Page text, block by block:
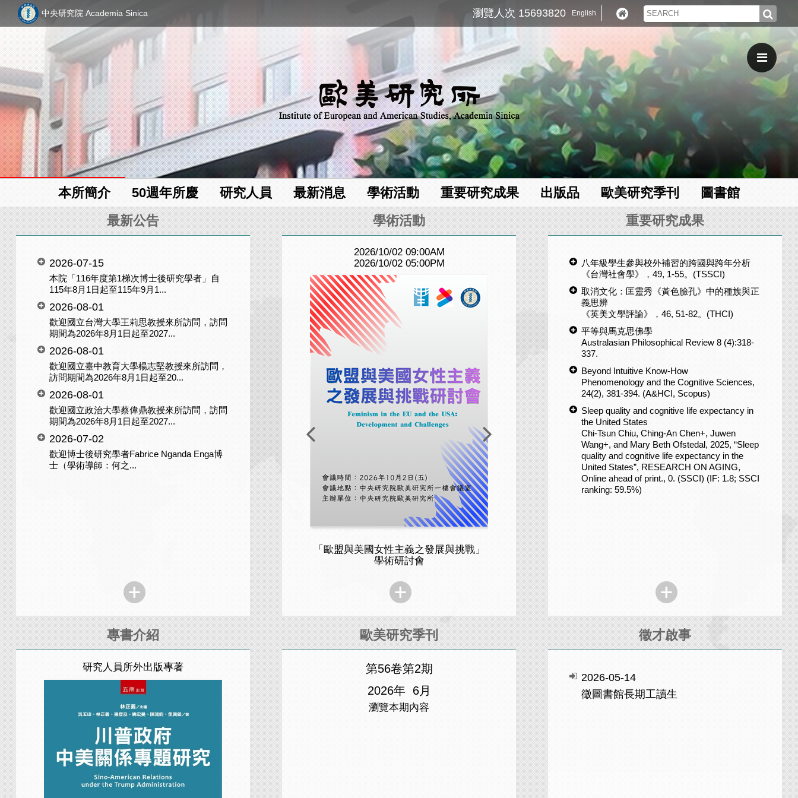
中央研究院 Academia Sinica 瀏覽人次 15693820 English
本所簡介 50週年所慶 研究人員 最新消息 學術活動 重要研究成果 出版品 歐美研究季刊
圖書館
最新公告
2026-07-15
本院「116年度第1梯次博士後研究學者」自
115年8月1日起至115年9月1...
2026-08-01
歡迎國立台灣大學王莉思教授來所訪問，訪問
期間為2026年8月1日起至2027...
2026-08-01
歡迎國立臺中教育大學楊志堅教授來所訪問，
訪問期間為2026年8月1日起至20...
2026-08-01
歡迎國立政治大學蔡偉鼎教授來所訪問，訪問
期間為2026年8月1日起至2027...
2026-07-02
歡迎博士後研究學者Fabrice Nganda Enga博
士（學術導師：何之...
學術活動
2026/10/02 09:00AM
2026/10/02 05:00PM
「歐盟與美國女性主義之發展與挑戰」
學術研討會
2026/08/06
Diversity, Plurality, and Philosophy
2026/07/30
2026/07/30
Health and Caregiving Mini-
重要研究成果
八年級學生參與校外補習的跨國與跨年分析
《台灣社會學》，49, 1-55。(TSSCI)
取消文化：匡靈秀《黃色臉孔》中的種族與正
義思辨
《英美文學評論》，46, 51-82。(THCI)
平等與馬克思佛學
Australasian Philosophical Review 8 (4):318-
337.
Beyond Intuitive Know-How
Phenomenology and the Cognitive Sciences,
24(2), 381-394. (A&HCI, Scopus)
Sleep quality and cognitive life expectancy in
the United States
Chi-Tsun Chiu, Ching-An Chen+, Juwen
Wang+, and Mary Beth Ofstedal, 2025, “Sleep
quality and cognitive life expectancy in the
United States”, RESEARCH ON AGING,
Online ahead of print., 0. (SSCI) (IF: 1.8; SSCI
ranking: 59.5%)
專書介紹
研究人員所外出版專著 研究人員所外出版專著 研究人員所外出版專著
歐美研究季刊
第56卷第2期
2026年 6月
瀏覽本期內容
徵才啟事
2026-05-14
徵圖書館長期工讀生